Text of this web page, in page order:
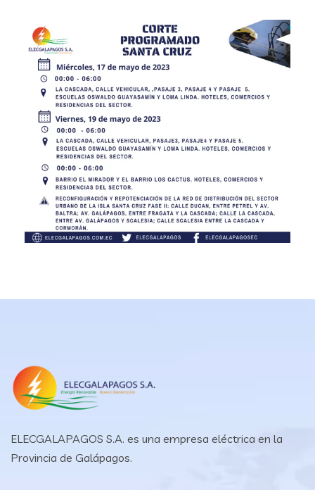
ELECGALAPAGOS S.A. es una empresa eléctrica en la
Provincia de Galápagos.